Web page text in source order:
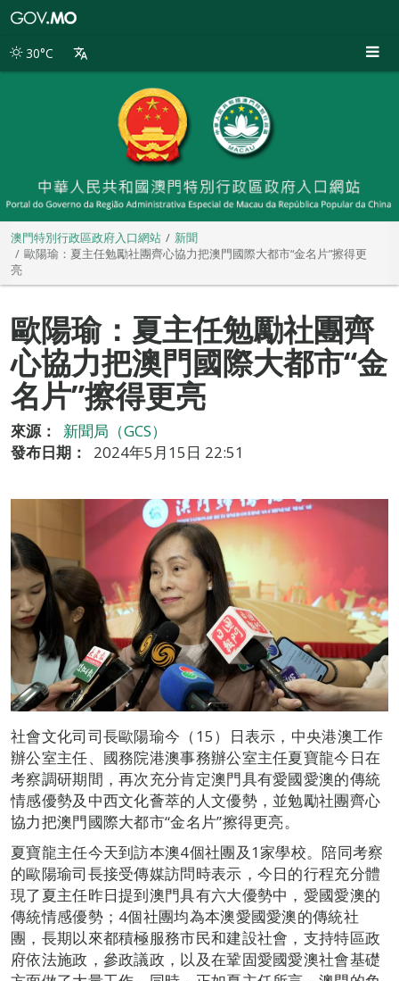
別
30°C
澳門特別行政區政府入口網站
新聞
歐陽瑜：夏主任勉勵社團齊心協力把澳門國際大都市“金名片”擦得更
亮
歐陽瑜：夏主任勉勵社團齊
心協力把澳門國際大都市“金
名片”擦得更亮
來源：
新聞局（GCS）
發布日期：
2024年5月15日 22:51
社會文化司司長歐陽瑜今（15）日表示，中央港澳工作
辦公室主任、國務院港澳事務辦公室主任夏寶龍今日在
考察調研期間，再次充分肯定澳門具有愛國愛澳的傳統
情感優勢及中西文化薈萃的人文優勢，並勉勵社團齊心
協力把澳門國際大都市“金名片”擦得更亮。
夏寶龍主任今天到訪本澳4個社團及1家學校。陪同考察
的歐陽瑜司長接受傳媒訪問時表示，今日的行程充分體
現了夏主任昨日提到澳門具有六大優勢中，愛國愛澳的
傳統情感優勢；4個社團均為本澳愛國愛澳的傳統社
團，長期以來都積極服務市民和建設社會，支持特區政
府依法施政，參政議政，以及在鞏固愛國愛澳社會基礎